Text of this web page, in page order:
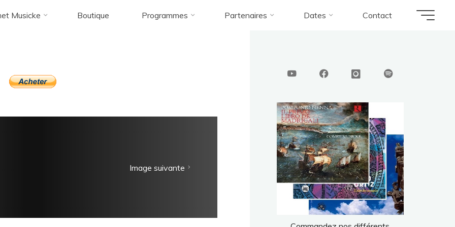
Musicke Boutique Programmes Partenaires Dates Contact
AccueilBoutique btn_buynow_LG
Image suivante